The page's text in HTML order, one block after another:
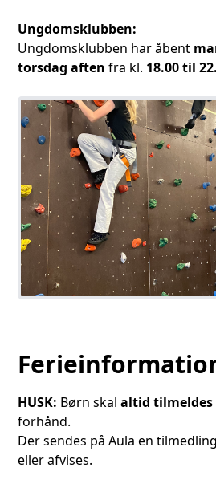
Ungdomsklubben:
Ungdomsklubben har åbent
torsdag aften fra kl. 18.00 til
HUSK: Børn skal altid
forhånd.
Der sendes på Aula en
eller afvises.